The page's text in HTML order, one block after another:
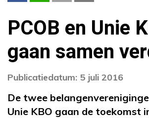
PCOB en Unie
gaan samen
Publicatiedatum: 5 juli 2016
De twee
Unie KBO gaan de toekomst